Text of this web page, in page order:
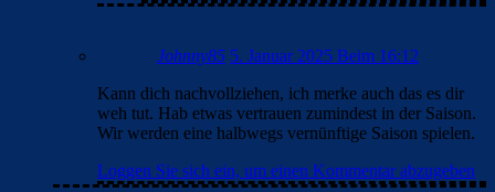
Johnny85 5. Januar 2025 Beim 16:12
Kann dich nachvollziehen, ich merke auch das es dir
weh tut. Hab etwas vertrauen zumindest in der Saison.
Wir werden eine halbwegs vernünftige Saison spielen.
Loggen Sie sich ein, um einen Kommentar abzugeben